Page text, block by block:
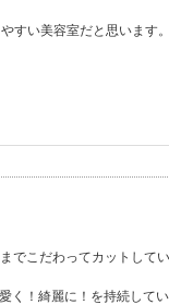
すい美容室だと思います。
でこだわってカットして
く！綺麗に！を持続して